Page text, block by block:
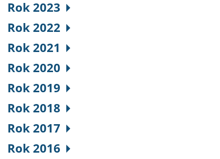
Rok 2023
Rok 2022
Rok 2021
Rok 2020
Rok 2019
Rok 2018
Rok 2017
Rok 2016